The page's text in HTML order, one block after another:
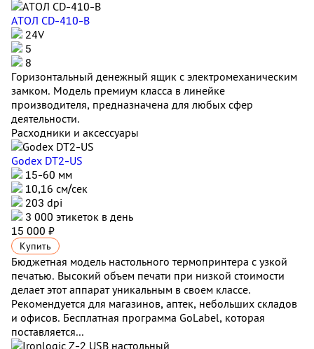
АТОЛ CD-410-В
24V
5
8
Горизонтальный денежный ящик с электромеханическим
замком. Модель премиум класса в линейке
производителя, предназначена для любых сфер
деятельности.
Расходники и аксессуары
Godex DT2-US
15-60 мм
10,16 см/сек
203 dpi
3 000 этикеток в день
15 000 ₽
Купить
Бюджетная модель настольного термопринтера с узкой
печатью. Высокий объем печати при низкой стоимости
делает этот аппарат уникальным в своем классе.
Рекомендуется для магазинов, аптек, небольших складов
и офисов. Бесплатная программа GoLabel, которая
поставляется...